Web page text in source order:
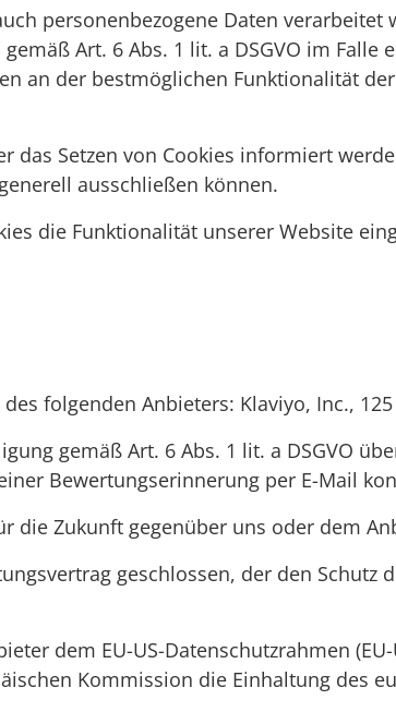
personenbezogene Daten
Art. 6 Abs. 1 lit. a DSGVO im
an der bestmöglichen Funktionalität
das Setzen von Cookies informiert
ausschließen können.
die Funktionalität unserer Website
folgenden Anbieters: Klaviyo, Inc.,
gemäß Art. 6 Abs. 1 lit. a DSGVO
Bewertungserinnerung per E-Mail
die Zukunft gegenüber uns oder dem
geschlossen, der den Schutz
dem EU-US-Datenschutzrahmen
Kommission die Einhaltung des